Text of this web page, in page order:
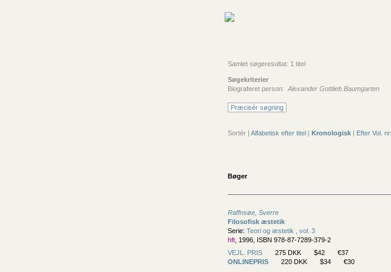
Samlet søgeresultat: 1 titel
Søgekriterier
Biograferet person: Alexander Gottlieb Baumgarten
Præcisér søgning
Sortér | Alfabetisk efter titel | Kronologisk | Efter Vol. nr.
Bøger
Raffnsøe, Sverre
Filosofisk æstetik
Serie: Teori og æstetik , vol. 3
hft , 1996, ISBN 978-87-7289-379-2
VEJL. PRIS
275 DKK $42
€37
ONLINEPRIS
220 DKK $34 €30